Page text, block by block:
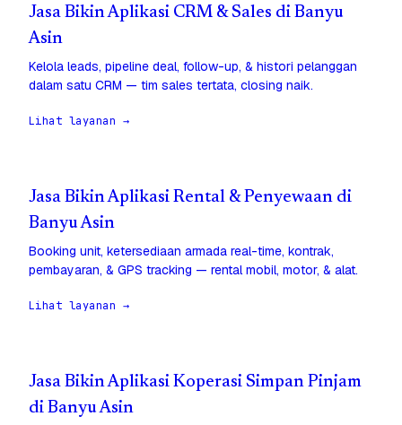
Jasa Bikin Aplikasi CRM & Sales di Banyu
Asin
Kelola leads, pipeline deal, follow-up, & histori pelanggan
dalam satu CRM — tim sales tertata, closing naik.
Lihat layanan →
Jasa Bikin Aplikasi Rental & Penyewaan di
Banyu Asin
Booking unit, ketersediaan armada real-time, kontrak,
pembayaran, & GPS tracking — rental mobil, motor, & alat.
Lihat layanan →
Jasa Bikin Aplikasi Koperasi Simpan Pinjam
di Banyu Asin